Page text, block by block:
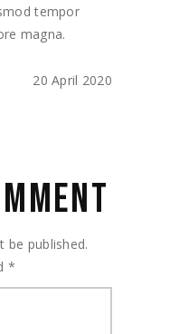
tempor
magna.
20 April 2020
be published.
*